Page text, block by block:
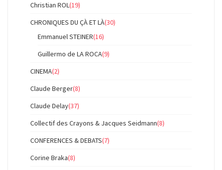
Christian ROL(19)
CHRONIQUES DU ÇÀ ET LÀ(30)
Emmanuel STEINER(16)
Guillermo de LA ROCA(9)
CINEMA(2)
Claude Berger(8)
Claude Delay(37)
Collectif des Crayons & Jacques Seidmann(8)
CONFERENCES & DEBATS(7)
Corine Braka(8)